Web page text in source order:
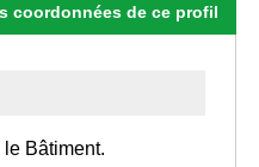
coordonnées de ce profil
Bâtiment.